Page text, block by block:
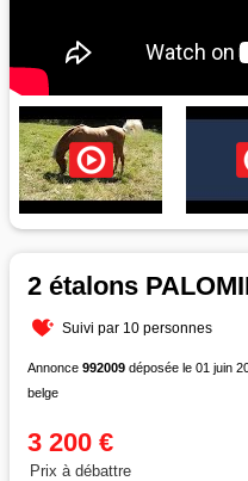
2 étalons
Suivi par 10 personnes
Annonce 992009 déposée le 01 juin
belge
3 200 €
Prix à débattre